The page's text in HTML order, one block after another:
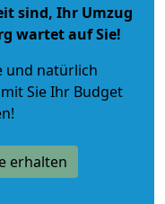
sind, Ihr Umzug
wartet auf Sie!
und natürlich
Sie Ihr Budget
erhalten